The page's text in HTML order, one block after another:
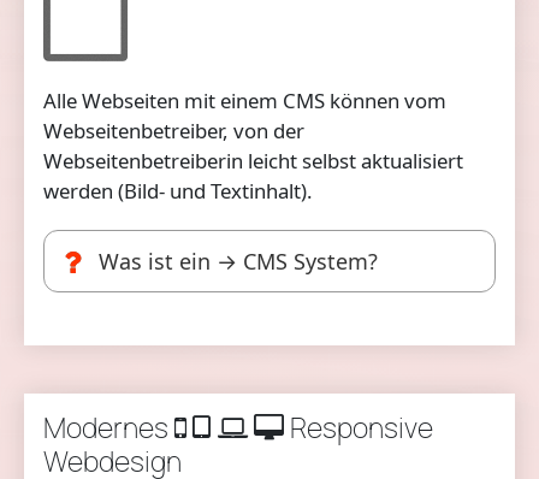
Alle Webseiten mit einem CMS können vom
Webseitenbetreiber, von der
Webseitenbetreiberin leicht selbst aktualisiert
werden (Bild- und Textinhalt).
Was ist ein → CMS System?
Modernes
Responsive
Webdesign